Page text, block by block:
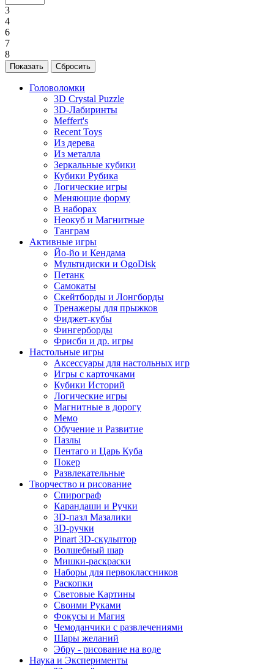
3
4
6
7
8
Головоломки
3D Crystal Puzzle
3D-Лабиринты
Meffert's
Recent Toys
Из дерева
Из металла
Зеркальные кубики
Кубики Рубика
Логические игры
Меняющие форму
В наборах
Неокуб и Магнитные
Танграм
Активные игры
Йо-йо и Кендама
Мультидиски и OgoDisk
Петанк
Самокаты
Скейтборды и Лонгборды
Тренажеры для прыжков
Фиджет-кубы
Фингерборды
Фрисби и др. игры
Настольные игры
Аксессуары для настольных игр
Игры с карточками
Кубики Историй
Логические игры
Магнитные в дорогу
Мемо
Обучение и Развитие
Пазлы
Пентаго и Царь Куба
Покер
Развлекательные
Творчество и рисование
Спирограф
Карандаши и Ручки
3D-пазл Мазалики
3D-ручки
Pinart 3D-скульптор
Волшебный шар
Мишки-раскраски
Наборы для первоклассников
Раскопки
Световые Картины
Своими Руками
Фокусы и Магия
Чемоданчики с развлечениями
Шары желаний
Эбру - рисование на воде
Наука и Эксперименты